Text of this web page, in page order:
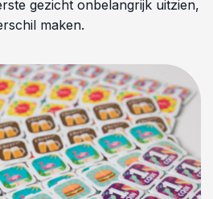
gezicht onbelangrijk uitzien,
maken.